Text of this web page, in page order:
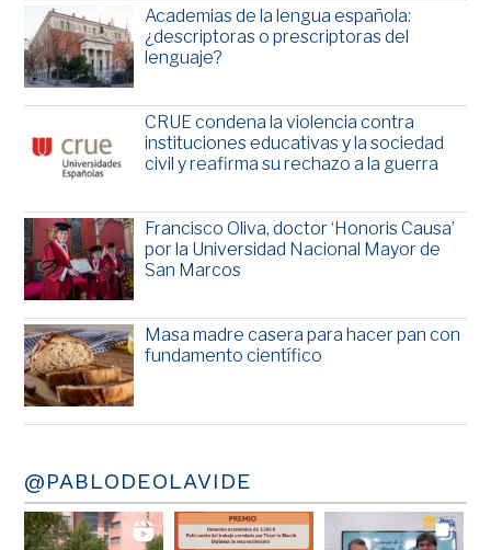
Academias de la lengua española:
¿descriptoras o prescriptoras del
lenguaje?
CRUE condena la violencia contra
instituciones educativas y la sociedad
civil y reafirma su rechazo a la guerra
Francisco Oliva, doctor ‘Honoris Causa’
por la Universidad Nacional Mayor de
San Marcos
Masa madre casera para hacer pan con
fundamento científico
@PABLODEOLAVIDE